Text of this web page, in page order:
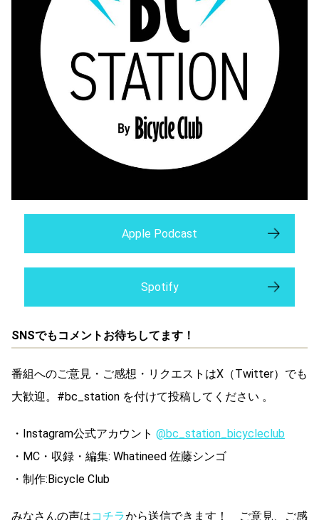
Apple Podcast
Spotify
SNSでもコメントお待ちしてます！
番組へのご意見・ご感想・リクエストはX（Twitter）でも
大歓迎。#bc_station を付けて投稿してください 。
・Instagram公式アカウント @bc_station_bicycleclub
・MC・収録・編集: Whatineed 佐藤シンゴ
・制作:Bicycle Club
みなさんの声はコチラから送信できます！ ご意見、ご感